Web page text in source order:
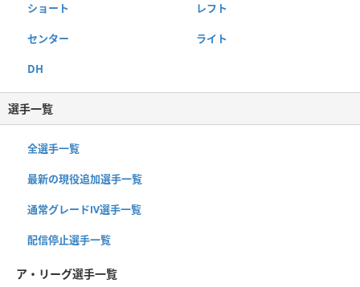
ショート レフト
センター ライト
DH
選手一覧
全選手一覧
最新の現役追加選手一覧
通常グレードⅣ選手一覧
配信停止選手一覧
ア・リーグ選手一覧